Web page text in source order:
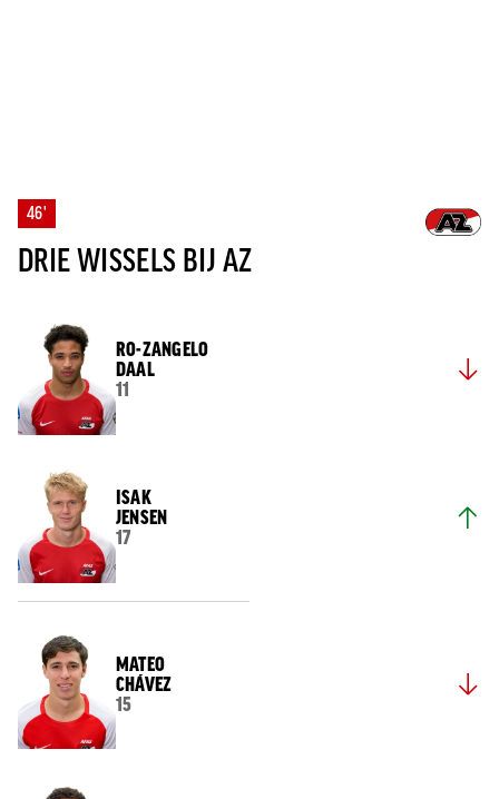
46'
DRIE WISSELS BIJ AZ
RO-ZANGELO
DAAL
11
ISAK
JENSEN
17
MATEO
CHÁVEZ
15